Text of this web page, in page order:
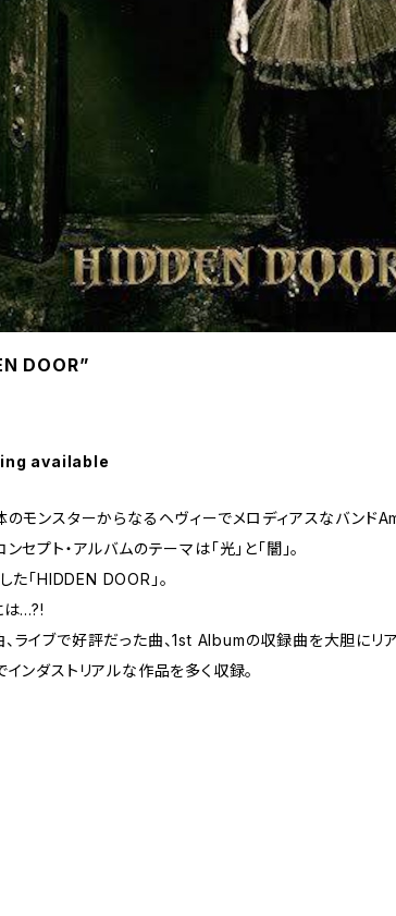
DOOR”
available
のモンスターからなるヘヴィーでメロディアスなバンド
プト・アルバムのテーマは「光」と「闇」。
た「HIDDEN DOOR」。
は…?!
ライブで好評だった曲、1st Albumの収録曲を大胆にリ
インダストリアルな作品を多く収録。